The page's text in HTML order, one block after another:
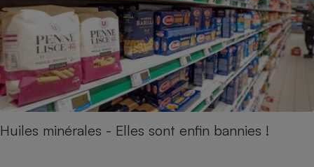
Huiles minérales - Elles sont enfin bannies !